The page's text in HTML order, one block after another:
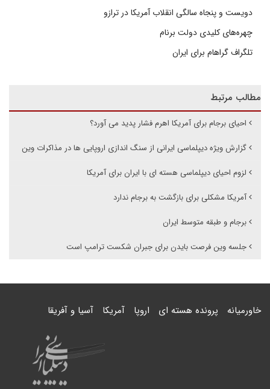
دویست و پنجاه سالگی انقلاب آمریکا در ترازو
چهره‌های کلیدی دولت برنام
تلگراف گراهام برای ایران
مطالب مرتبط
احیای برجام برای آمریکا اهرم فشار پدید می آورد؟
گزارش ویژه دیپلماسی ایرانی از سنگ اندازی اروپایی ها در مذاکرات وین
لزوم احیای دیپلماسی هسته ای با ایران برای آمریکا
آمریکا مشکلی برای بازگشت به برجام ندارد
برجام و طبقه متوسط ایران
جلسه وین فرصت بایدن برای جبران شکست ترامپ است
خاورمیانه پرونده هسته ای اروپا آمریکا آسیا و آفریقا